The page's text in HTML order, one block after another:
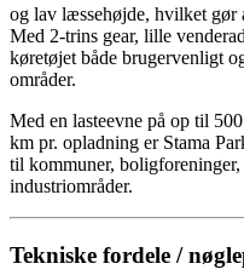
og lav læssehøjde, hvilket
Med 2-trins gear, lille
køretøjet både brugervenligt
områder.
Med en lasteevne på op til
km pr. opladning er Stama
til kommuner,
industriområder.
Tekniske fordele /